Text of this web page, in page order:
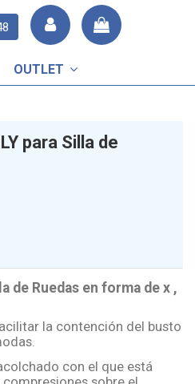
OUTLET
para Silla de
de Ruedas en forma de x ,
la contención del busto
con el que está